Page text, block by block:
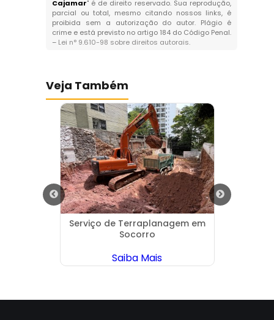
Cajamar" é de direito reservado. Sua reprodução,
parcial ou total, mesmo citando nossos links, é
proibida sem a autorização do autor. Plágio é
crime e está previsto no artigo 184 do Código Penal.
– Lei n° 9.610-98 sobre direitos autorais.
Veja Também
Serviço de Terraplanagem em
Socorro
Saiba Mais